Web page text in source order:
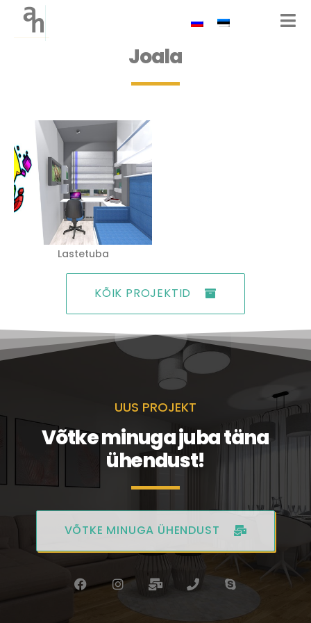
Joala
Lastetuba
KÕIK PROJEKTID
UUS PROJEKT
Võtke minuga juba täna
ühendust!
VÕTKE MINUGA ÜHENDUST